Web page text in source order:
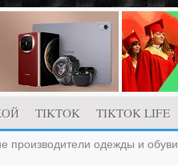
TIKTOK TIKTOK LIFE
производители одежды и обуви